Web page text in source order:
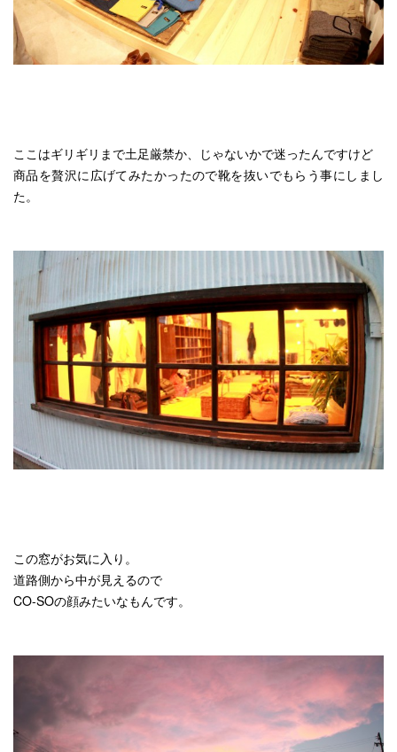
ここはギリギリまで土足厳禁か、じゃないかで迷ったんですけど
商品を贅沢に広げてみたかったので靴を抜いでもらう事にしまし
た。
この窓がお気に入り。
道路側から中が見えるので
CO-SOの顔みたいなもんです。